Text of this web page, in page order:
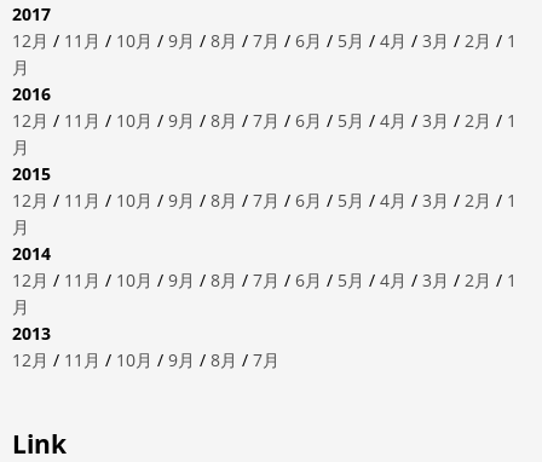
2017
12月 / 11月 / 10月 / 9月 / 8月 / 7月 / 6月 / 5月 / 4月 / 3月 / 2月 / 1
月
2016
12月 / 11月 / 10月 / 9月 / 8月 / 7月 / 6月 / 5月 / 4月 / 3月 / 2月 / 1
月
2015
12月 / 11月 / 10月 / 9月 / 8月 / 7月 / 6月 / 5月 / 4月 / 3月 / 2月 / 1
月
2014
12月 / 11月 / 10月 / 9月 / 8月 / 7月 / 6月 / 5月 / 4月 / 3月 / 2月 / 1
月
2013
12月 / 11月 / 10月 / 9月 / 8月 / 7月
Link